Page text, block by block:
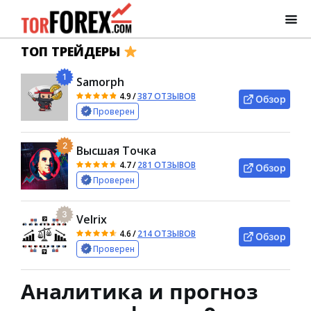
ТОП ТРЕЙДЕРЫ
1 Samorph
4.9/387 ОТЗЫВОВ
Проверен
Обзор
2 Высшая Точка
4.7/281 ОТЗЫВОВ
Проверен
Обзор
3 Velrix
4.6/214 ОТЗЫВОВ
Проверен
Обзор
Аналитика и прогноз